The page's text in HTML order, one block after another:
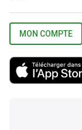
MON COMPTE